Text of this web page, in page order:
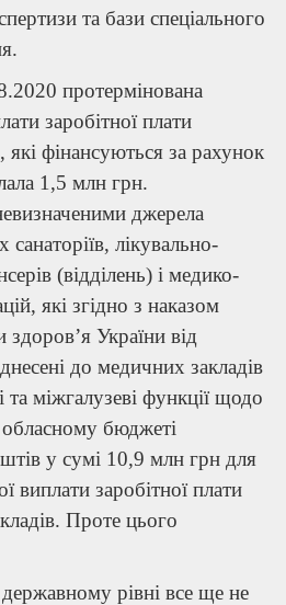
та бази спеціального
протермінована
заробітної плати
які фінансуються за рахунок
1,5 млн грн.
джерела
лікувально-
(відділень) і медико-
які згідно з наказом
здоров’я України від
до медичних закладів
міжгалузеві функції щодо
бюджеті
у сумі 10,9 млн грн для
виплати заробітної плати
Проте цього
рівні все ще не